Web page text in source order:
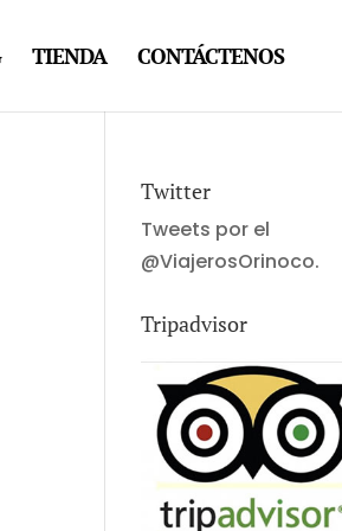
TIENDA CONTÁCTENOS
Twitter
Tweets por el
@ViajerosOrinoco.
Tripadvisor